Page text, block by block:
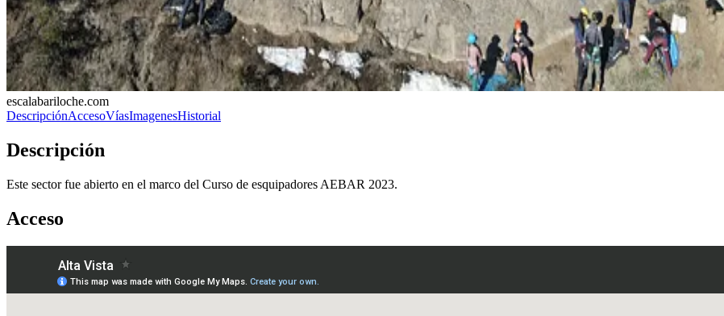
escalabariloche.com
DescripciónAccesoVíasImagenesHistorial
Descripción
Este sector fue abierto en el marco del Curso de esquipadores AEBAR 2023.
Acceso